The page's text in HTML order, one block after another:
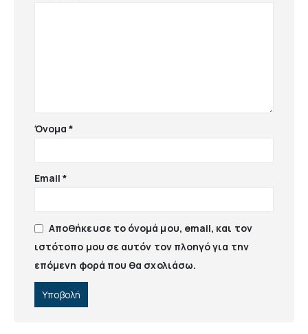
Όνομα*
Email*
Αποθήκευσε το όνομά μου, email, και τον
ιστότοπο μου σε αυτόν τον πλοηγό για την
επόμενη φορά που θα σχολιάσω.